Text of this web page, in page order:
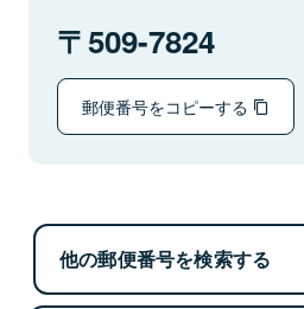
509-7824
郵便番号をコピーする
他の郵便番号を検索する